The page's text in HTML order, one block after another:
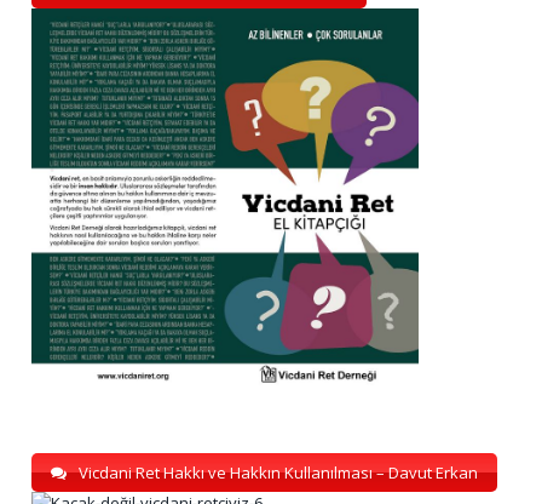
Vicdani Ret Hakkı ve Hakkın Kullanılması – Davut Erkan